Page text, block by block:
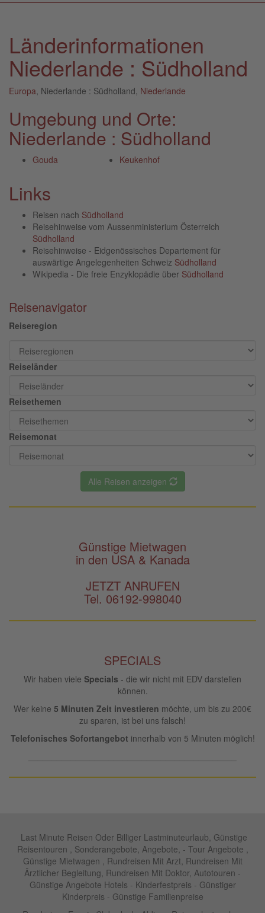
Länderinformationen
Niederlande : Südholland
Europa , Niederlande : Südholland, Niederlande
Umgebung und Orte:
Niederlande : Südholland
Gouda Keukenhof
Links
Reisen nach Südholland
Reisehinweise vom Aussenministerium Österreich
Südholland
Reisehinweise - Eidgenössisches Departement für
auswärtige Angelegenheiten Schweiz Südholland
Wikipedia - Die freie Enzyklopädie über Südholland
Reisenavigator
Reiseregion
Reiseländer
Reisethemen
Reisemonat
Alle Reisen anzeigen
Günstige Mietwagen
in den USA & Kanada
JETZT ANRUFEN
Tel. 06192-998040
SPECIALS
Wir haben viele Specials - die wir nicht mit EDV darstellen
können.
Wer keine 5 Minuten Zeit investieren möchte, um bis zu 200€
zu sparen, ist bei uns falsch!
Telefonisches Sofortangebot innerhalb von 5 Minuten möglich!
Last Minute Reisen Oder Billiger Lastminuteurlaub, Günstige
Reisentouren , Sonderangebote, Angebote, - Tour Angebote ,
Günstige Mietwagen , Rundreisen Mit Arzt, Rundreisen Mit
Ärztlicher Begleitung, Rundreisen Mit Doktor, Autotouren -
Günstige Angebote Hotels - Kinderfestpreis - Günstiger
Kinderpreis - Günstige Familienpreise